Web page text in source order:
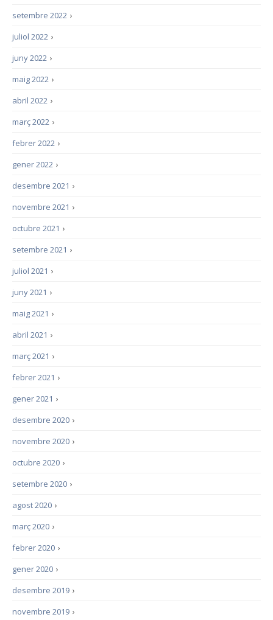
›
setembre 2022
›
juliol 2022
›
juny 2022
›
maig 2022
›
abril 2022
›
març 2022
›
febrer 2022
›
gener 2022
›
desembre 2021
›
novembre 2021
›
octubre 2021
›
setembre 2021
›
juliol 2021
›
juny 2021
›
maig 2021
›
abril 2021
›
març 2021
›
febrer 2021
›
gener 2021
›
desembre 2020
›
novembre 2020
›
octubre 2020
›
setembre 2020
›
agost 2020
›
març 2020
›
febrer 2020
›
gener 2020
›
desembre 2019
›
novembre 2019